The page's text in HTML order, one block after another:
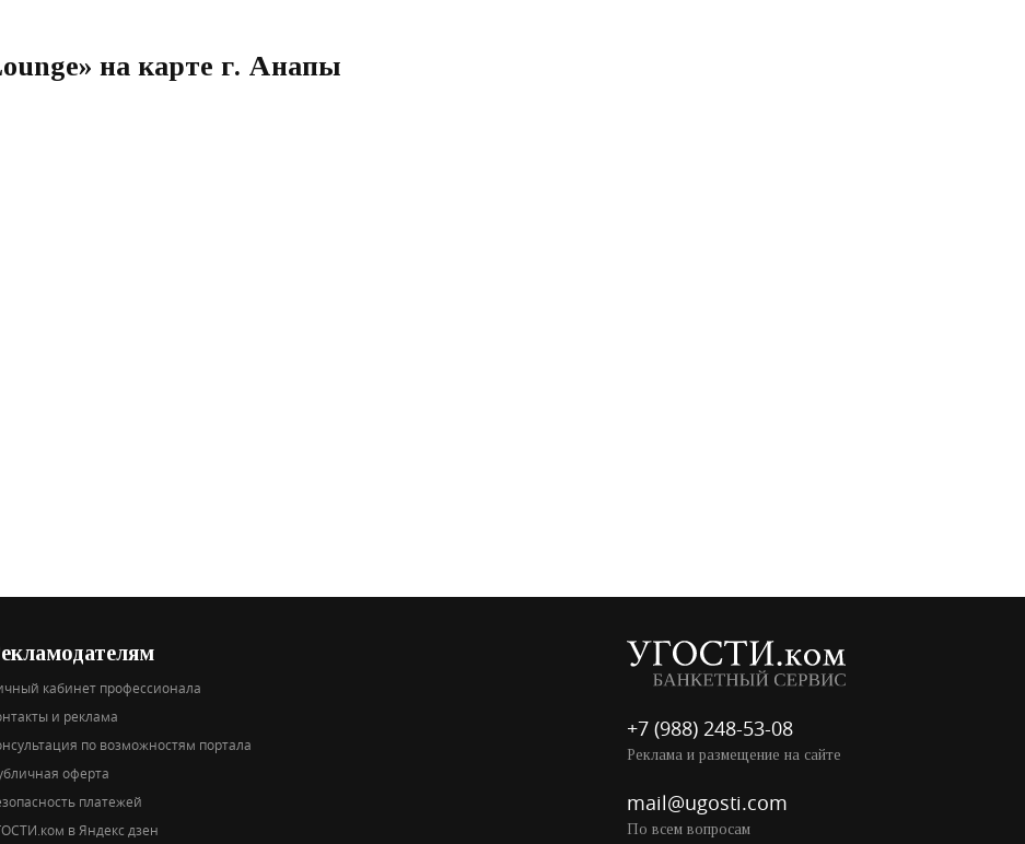
на карте г. Анапы
кабинет профессионала
и реклама
по возможностям портала
оферта
платежей
в Яндекс дзен
+7 (988) 248-53-08
Реклама и размещение на сайте
mail@ugosti.com
По всем вопросам